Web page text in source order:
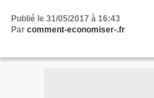
Publié le 31/05/2017 à 16:43
Par comment-economiser-.fr